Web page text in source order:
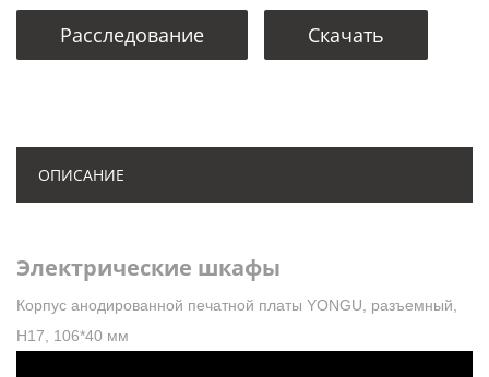
Расследование Скачать
ОПИСАНИЕ
Электрические шкафы
Корпус анодированной печатной платы YONGU, разъемный,
H17, 106*40 мм